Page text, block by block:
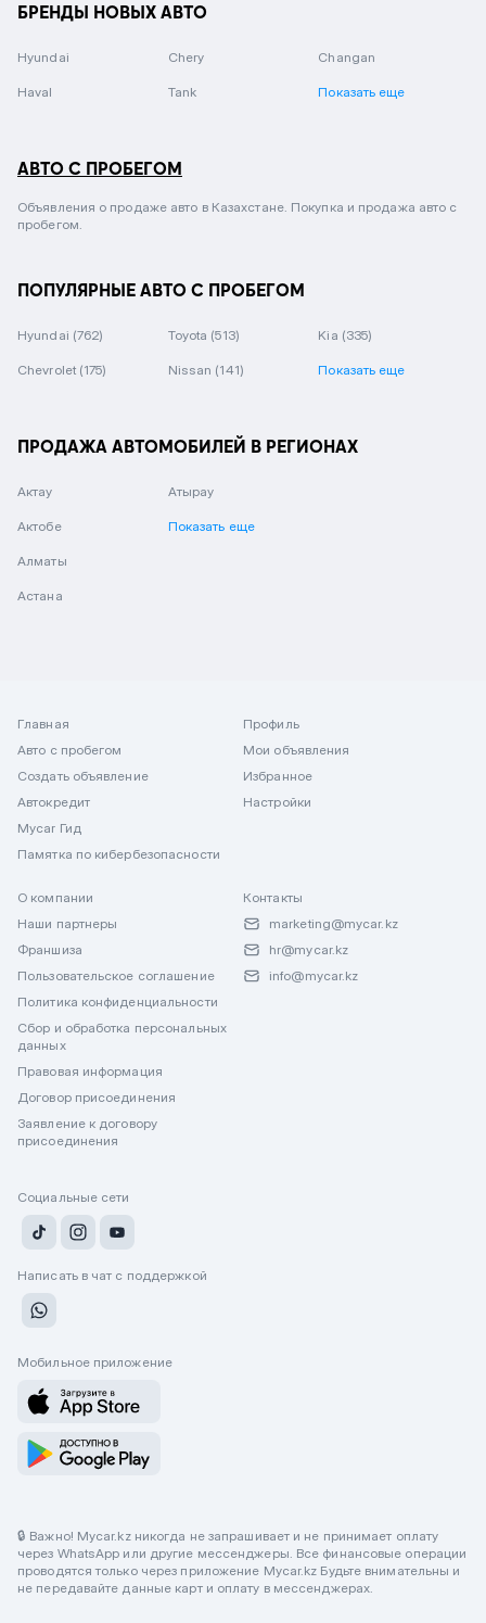
БРЕНДЫ НОВЫХ АВТО
Hyundai Chery Changan
Haval Tank Показать еще
АВТО С ПРОБЕГОМ
Объявления о продаже авто в Казахстане. Покупка и продажа авто с
пробегом.
ПОПУЛЯРНЫЕ АВТО С ПРОБЕГОМ
Hyundai (762) Toyota (513) Kia (335)
Chevrolet (175) Nissan (141) Показать еще
ПРОДАЖА АВТОМОБИЛЕЙ В РЕГИОНАХ
Актау
Актобе
Алматы
Астана
Атырау
Показать еще
Главная
Авто с пробегом
Создать объявление
Автокредит
Mycar Гид
Памятка по кибербезопасности
Профиль
Мои объявления
Избранное
Настройки
О компании
Наши партнеры
Франшиза
Пользовательское соглашение
Политика конфиденциальности
Сбор и обработка персональных
данных
Правовая информация
Договор присоединения
Заявление к договору
присоединения
Контакты
marketing@mycar.kz
hr@mycar.kz
info@mycar.kz
Социальные сети
Написать в чат с поддержкой
Мобильное приложение
🔒 Важно! Mycar.kz никогда не запрашивает и не принимает оплату
через WhatsApp или другие мессенджеры. Все финансовые операции
проводятся только через приложение Mycar.kz Будьте внимательны и
не передавайте данные карт и оплату в мессенджерах.